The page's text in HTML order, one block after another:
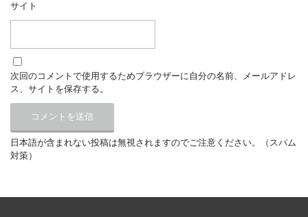
サイト
次回のコメントで使用するためブラウザーに自分の名前、メールアドレ
ス、サイトを保存する。
日本語が含まれない投稿は無視されますのでご注意ください。（スパム
対策）